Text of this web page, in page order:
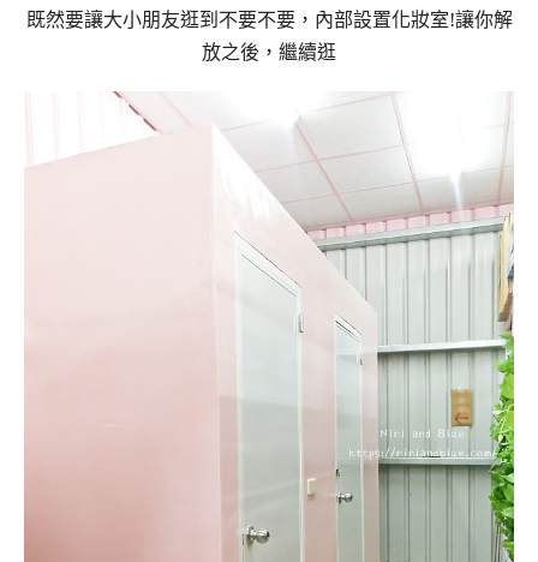
既然要讓大小朋友逛到不要不要，內部設置化妝室!讓你解
放之後，繼續逛